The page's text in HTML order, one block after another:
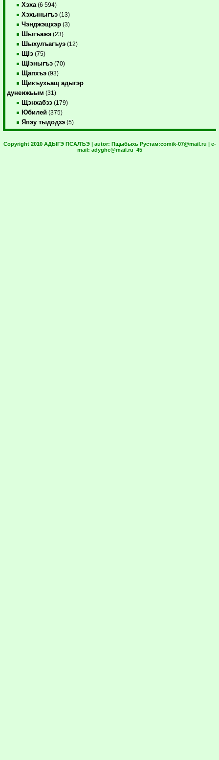
Хэха (6 594)
Хэхыныгъэ (13)
Чэнджэщхэр (3)
Шыгъажэ (23)
Шыхулъагъуэ (12)
ЩIэ (75)
ЩIэныгъэ (70)
Щапхъэ (93)
Щикъухьащ адыгэр
дунеижьым (31)
Щэнхабзэ (179)
Юбилей (375)
Япэу тыдодзэ (5)
Copyright 2010 АДЫГЭ ПСАЛЪЭ | autor: Пщыбыхь Рустам:comik-07@mail.ru | e-
mail: adyghe@mail.ru 45